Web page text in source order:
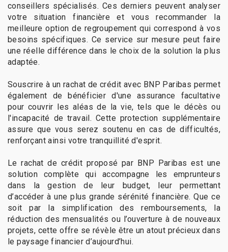
conseillers spécialisés. Ces derniers peuvent analyser
votre situation financière et vous recommander la
meilleure option de regroupement qui correspond à vos
besoins spécifiques. Ce service sur mesure peut faire
une réelle différence dans le choix de la solution la plus
adaptée.
Souscrire à un rachat de crédit avec BNP Paribas permet
également de bénéficier d'une assurance facultative
pour couvrir les aléas de la vie, tels que le décès ou
l'incapacité de travail. Cette protection supplémentaire
assure que vous serez soutenu en cas de difficultés,
renforçant ainsi votre tranquillité d'esprit.
Le rachat de crédit proposé par BNP Paribas est une
solution complète qui accompagne les emprunteurs
dans la gestion de leur budget, leur permettant
d’accéder à une plus grande sérénité financière. Que ce
soit par la simplification des remboursements, la
réduction des mensualités ou l’ouverture à de nouveaux
projets, cette offre se révèle être un atout précieux dans
le paysage financier d’aujourd’hui.